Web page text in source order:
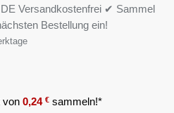
Versandkostenfrei ✔ Sammel
Bestellung ein!
von 0,24 € sammeln!*